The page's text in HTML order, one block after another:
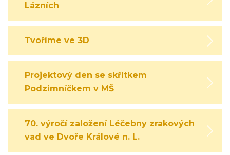
Lázních
Tvoříme ve 3D
Projektový den se skřítkem
Podzimníčkem v MŠ
70. výročí založení Léčebny zrakových
vad ve Dvoře Králové n. L.